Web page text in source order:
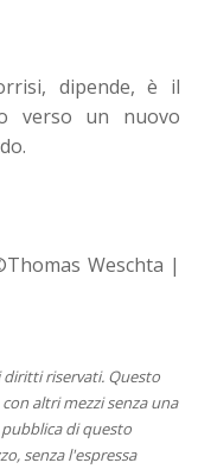
dipende, è il
verso un nuovo
Weschta |
riservati. Questo
altri mezzi senza una
di questo
senza l'espressa